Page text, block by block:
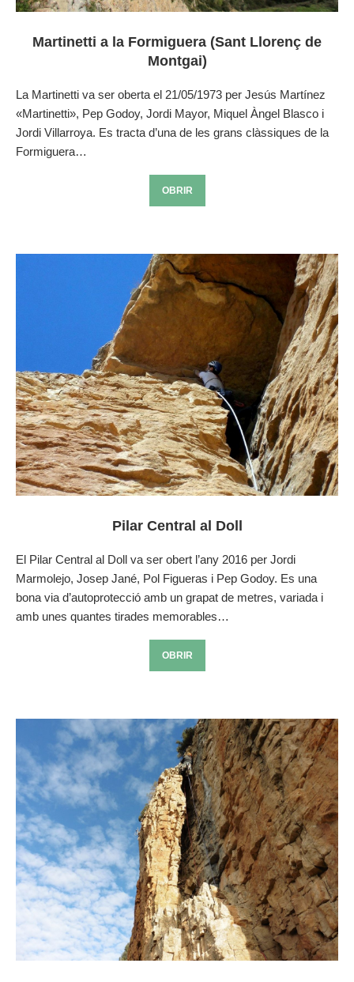
Martinetti a la Formiguera (Sant Llorenç de
Montgai)
La Martinetti va ser oberta el 21/05/1973 per Jesús Martínez
«Martinetti», Pep Godoy, Jordi Mayor, Miquel Àngel Blasco i
Jordi Villarroya. Es tracta d’una de les grans clàssiques de la
Formiguera…
OBRIR
Pilar Central al Doll
El Pilar Central al Doll va ser obert l’any 2016 per Jordi
Marmolejo, Josep Jané, Pol Figueras i Pep Godoy. Es una
bona via d’autoprotecció amb un grapat de metres, variada i
amb unes quantes tirades memorables…
OBRIR